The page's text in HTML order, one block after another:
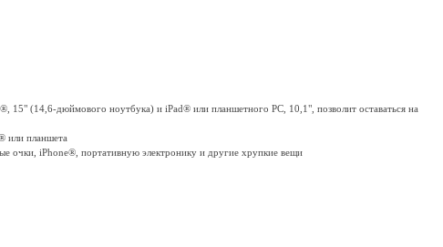
(14,6-дюймового ноутбука) и iPad® или планшетного PC, 10,1", позволит оставаться на
или планшета
очки, iPhone®, портативную электронику и другие хрупкие вещи